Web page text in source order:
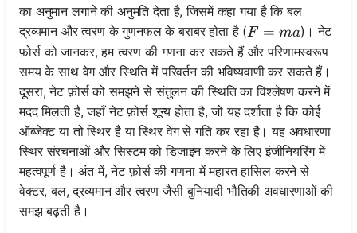
का अनुमान लगाने की अनुमति देता है, जिसमें कहा गया है कि बल
द्रव्यमान और त्वरण के गुणनफल के बराबर होता है (F = ma
F = ma)। नेट
फ़ोर्स को जानकर, हम त्वरण की गणना कर सकते हैं और परिणामस्वरूप
समय के साथ वेग और स्थिति में परिवर्तन की भविष्यवाणी कर सकते हैं।
दूसरा, नेट फ़ोर्स को समझने से संतुलन की स्थिति का विश्लेषण करने में
मदद मिलती है, जहाँ नेट फ़ोर्स शून्य होता है, जो यह दर्शाता है कि कोई
ऑब्जेक्ट या तो स्थिर है या स्थिर वेग से गति कर रहा है। यह अवधारणा
स्थिर संरचनाओं और सिस्टम को डिजाइन करने के लिए इंजीनियरिंग में
महत्वपूर्ण है। अंत में, नेट फ़ोर्स की गणना में महारत हासिल करने से
वेक्टर, बल, द्रव्यमान और त्वरण जैसी बुनियादी भौतिकी अवधारणाओं की
समझ बढ़ती है।